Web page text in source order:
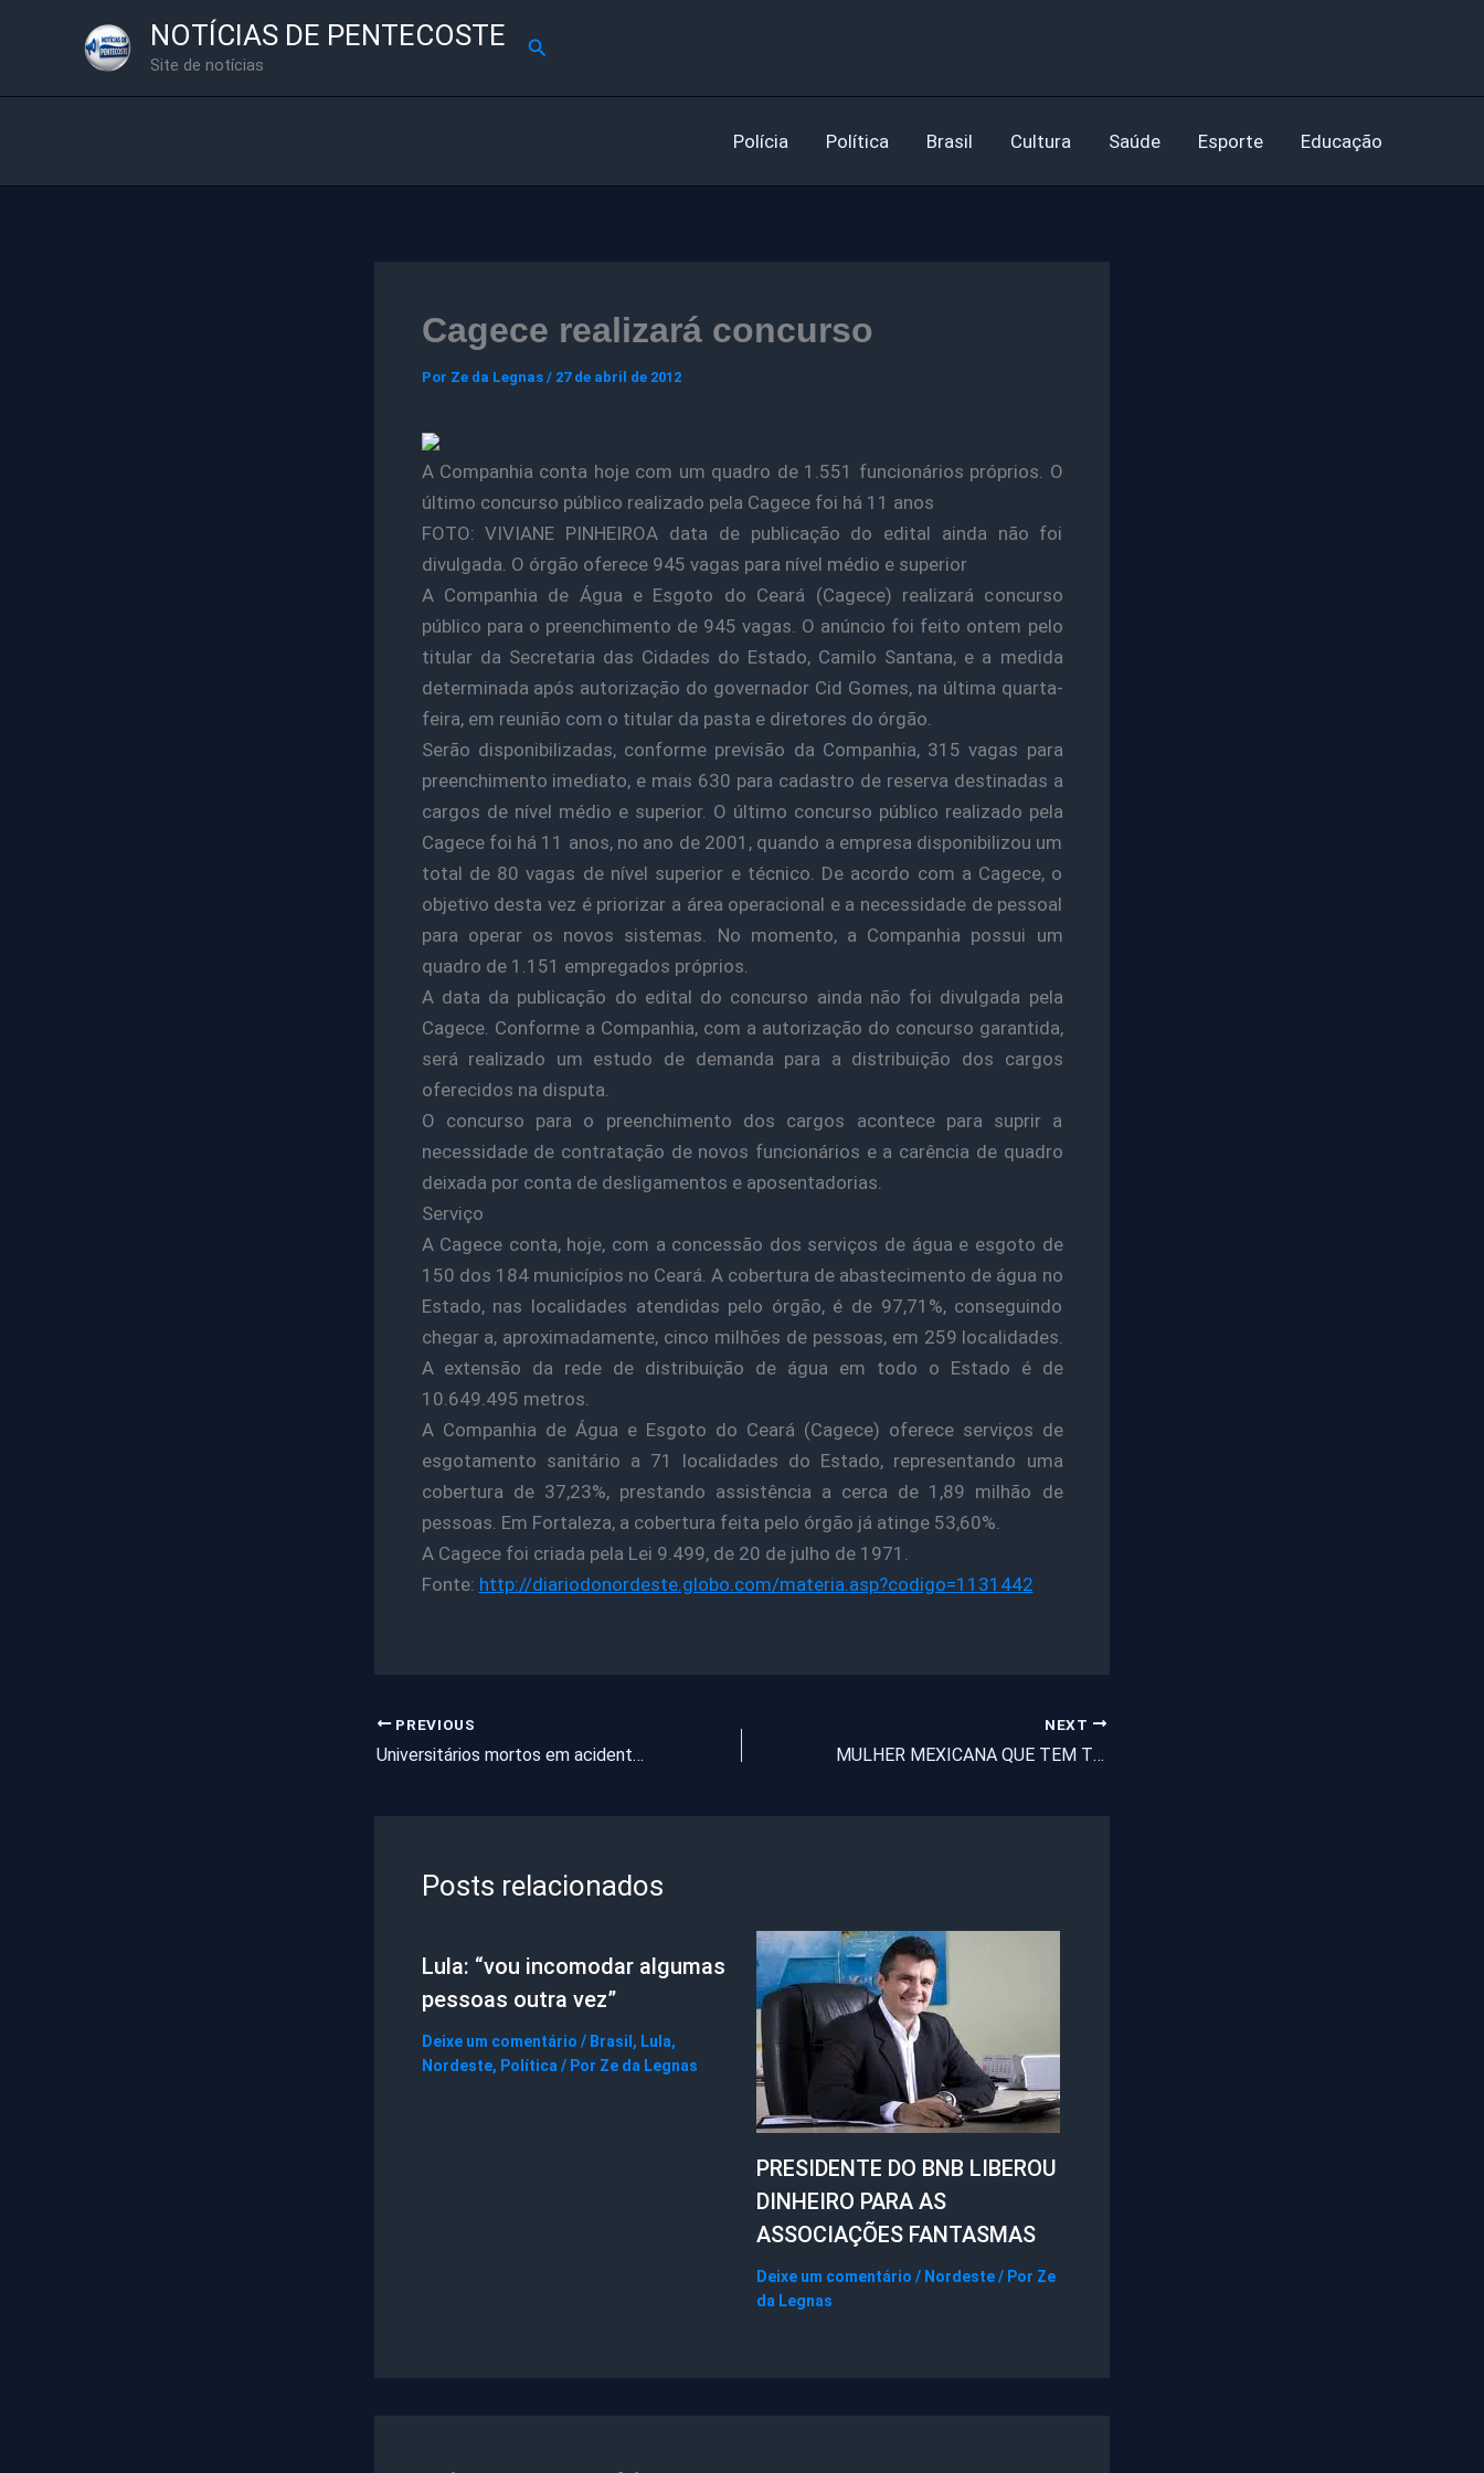
NOTÍCIAS DE PENTECOSTE
Site de notícias
Pesquisar
Polícia Política Brasil Cultura Saúde Esporte Educação
Cagece realizará concurso
Por Ze da Legnas / 27 de abril de 2012
A Companhia conta hoje com um quadro de 1.551 funcionários próprios. O
último concurso público realizado pela Cagece foi há 11 anos
FOTO: VIVIANE PINHEIROA data de publicação do edital ainda não foi
divulgada. O órgão oferece 945 vagas para nível médio e superior
A Companhia de Água e Esgoto do Ceará (Cagece) realizará concurso
público para o preenchimento de 945 vagas. O anúncio foi feito ontem pelo
titular da Secretaria das Cidades do Estado, Camilo Santana, e a medida
determinada após autorização do governador Cid Gomes, na última quarta-
feira, em reunião com o titular da pasta e diretores do órgão.
Serão disponibilizadas, conforme previsão da Companhia, 315 vagas para
preenchimento imediato, e mais 630 para cadastro de reserva destinadas a
cargos de nível médio e superior. O último concurso público realizado pela
Cagece foi há 11 anos, no ano de 2001, quando a empresa disponibilizou um
total de 80 vagas de nível superior e técnico. De acordo com a Cagece, o
objetivo desta vez é priorizar a área operacional e a necessidade de pessoal
para operar os novos sistemas. No momento, a Companhia possui um
quadro de 1.151 empregados próprios.
A data da publicação do edital do concurso ainda não foi divulgada pela
Cagece. Conforme a Companhia, com a autorização do concurso garantida,
será realizado um estudo de demanda para a distribuição dos cargos
oferecidos na disputa.
O concurso para o preenchimento dos cargos acontece para suprir a
necessidade de contratação de novos funcionários e a carência de quadro
deixada por conta de desligamentos e aposentadorias.
Serviço
A Cagece conta, hoje, com a concessão dos serviços de água e esgoto de
150 dos 184 municípios no Ceará. A cobertura de abastecimento de água no
Estado, nas localidades atendidas pelo órgão, é de 97,71%, conseguindo
chegar a, aproximadamente, cinco milhões de pessoas, em 259 localidades.
A extensão da rede de distribuição de água em todo o Estado é de
10.649.495 metros.
A Companhia de Água e Esgoto do Ceará (Cagece) oferece serviços de
esgotamento sanitário a 71 localidades do Estado, representando uma
cobertura de 37,23%, prestando assistência a cerca de 1,89 milhão de
pessoas. Em Fortaleza, a cobertura feita pelo órgão já atinge 53,60%.
A Cagece foi criada pela Lei 9.499, de 20 de julho de 1971.
Fonte: http://diariodonordeste.globo.com/materia.asp?codigo=1131442
PREVIOUS
Universitários mortos em acidente na BA são enterrados no ES e MG (fotos)
NEXT
MULHER MEXICANA QUE TEM TRIGÊMEOS ESTÁ GRÁVIDA DE NOVE BEBÊS EM ÚNICA GESTAÇÃO
Posts relacionados
Lula: “vou incomodar algumas
pessoas outra vez”
Deixe um comentário / Brasil, Lula,
Nordeste, Política / Por Ze da Legnas
PRESIDENTE DO BNB LIBEROU
DINHEIRO PARA AS
ASSOCIAÇÕES FANTASMAS
Deixe um comentário / Nordeste/ Por Ze
da Legnas